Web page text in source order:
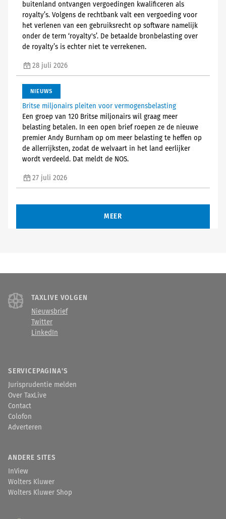
buitenland ontvangen vergoedingen kwalificeren als
royalty’s. Volgens de rechtbank valt een vergoeding voor
het verlenen van een gebruiksrecht op software namelijk
onder de term ‘royalty's’. De betaalde bronbelasting over
de royalty’s is echter niet te verrekenen.
28 juli 2026
NIEUWS
Britse miljonairs pleiten voor vermogensbelasting
Een groep van 120 Britse miljonairs wil graag meer
belasting betalen. In een open brief roepen ze de nieuwe
premier Andy Burnham op om meer belasting te heffen op
de allerrijksten, zodat de welvaart in het land eerlijker
wordt verdeeld. Dat meldt de NOS.
27 juli 2026
MEER
TAXLIVE VOLGEN
Nieuwsbrief
Twitter
LinkedIn
SERVICEPAGINA'S
Jurisprudentie melden
Over TaxLive
Contact
Colofon
Adverteren
ANDERE SITES
InView
Wolters Kluwer
Wolters Kluwer Shop